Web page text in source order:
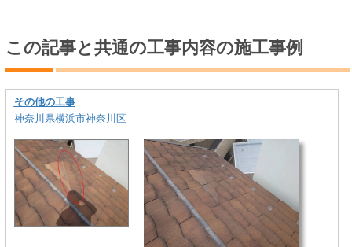
この記事と共通の工事内容の施工事例
その他の工事
神奈川県横浜市神奈川区